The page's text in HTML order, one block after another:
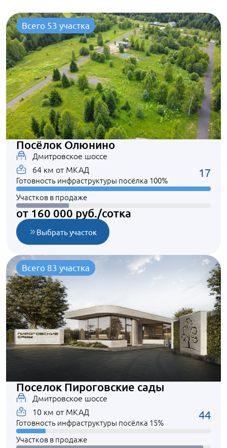
Всего 53 участка
Посёлок Олюнино
Дмитровское шоссе
64 км от МКАД
Готовность инфраструктуры посёлка 100%
17
Участков в продаже
от 160 000 руб./сотка
Выбрать участок
Всего 83 участка
Поселок Пироговские сады
Дмитровское шоссе
10 км от МКАД
Готовность инфраструктуры посёлка 15%
44
Участков в продаже